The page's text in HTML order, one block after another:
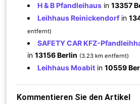
H & B Pfandleihaus in13357
Leihhaus Reinickendorfin
entfernt)
SAFETY CAR KFZ-
in13156 Berlin (3.23 km entfernt)
Leihhaus Moabit in10559
Kommentieren Sie den Artikel